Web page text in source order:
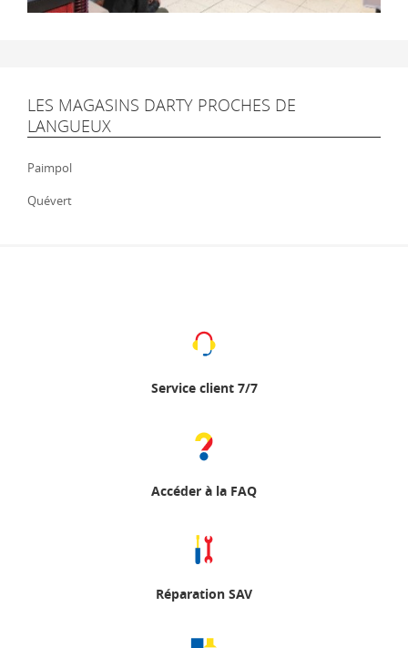
LES MAGASINS DARTY PROCHES DE
LANGUEUX
Paimpol
Quévert
Service client 7/7
Accéder à la FAQ
Réparation SAV